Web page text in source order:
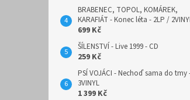
BRABENEC, TOPOL, KOMÁREK,
KARAFIÁT - Konec léta - 2LP /
699 Kč
ŠÍLENSTVÍ - Live 1999 - CD
259 Kč
PSÍ VOJÁCI - Nechoď sama do tmy
3VINYL
1 399 Kč